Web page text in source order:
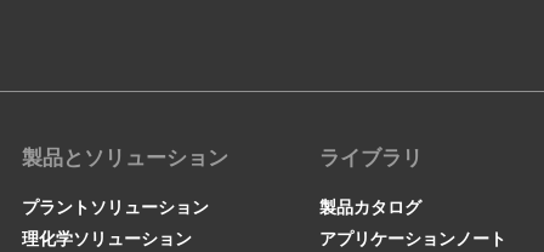
製品とソリューション
プラントソリューション
理化学ソリューション
ライブラリ
製品カタログ
アプリケーションノート